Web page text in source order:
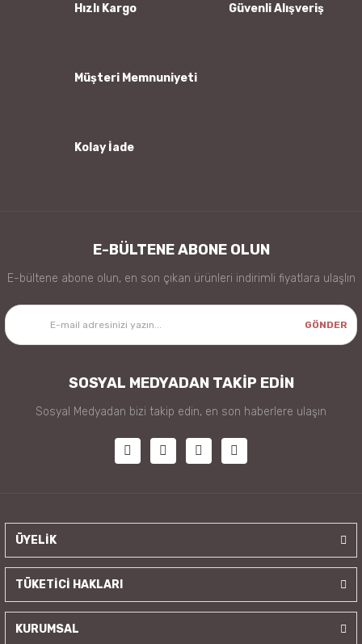
Hızlı Kargo Güvenli Alışveriş
Müşteri Memnuniyeti
Kolay İade
E-BÜLTENE ABONE OLUN
E-bültene abone olun, en son çıkan ürünleri indirimli fiyatlara ulaşlın
GÖNDER
SOSYAL MEDYADAN TAKİP EDİN
Sosyal Medyadan bizi takip edin, en son haberlere ulaşın
ÜYELİK
TÜKETİCİ HAKLARI
KURUMSAL